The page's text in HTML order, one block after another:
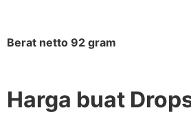
Berat netto 92 gram
Harga buat